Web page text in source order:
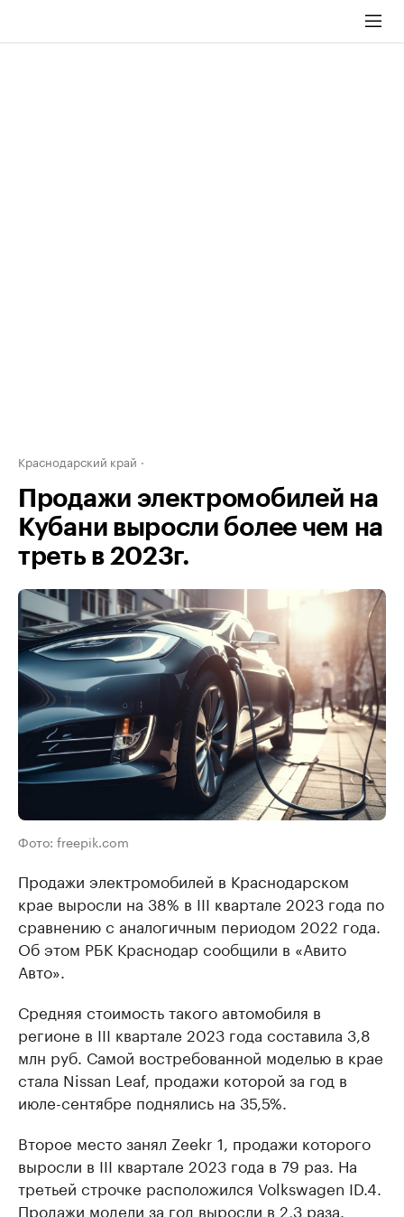
Краснодарский край
Продажи электромобилей на
Кубани выросли более чем на
треть в 2023г.
Фото: freepik.com
Продажи электромобилей в Краснодарском
крае выросли на 38% в III квартале 2023 года по
сравнению с аналогичным периодом 2022 года.
Об этом РБК Краснодар сообщили в «Авито
Авто».
Средняя стоимость такого автомобиля в
регионе в III квартале 2023 года составила 3,8
млн руб. Самой востребованной моделью в крае
стала Nissan Leaf, продажи которой за год в
июле-сентябре поднялись на 35,5%.
Второе место занял Zeekr 1, продажи которого
выросли в III квартале 2023 года в 79 раз. На
третьей строчке расположился Volkswagen ID.4.
Продажи модели за год выросли в 2,3 раза.